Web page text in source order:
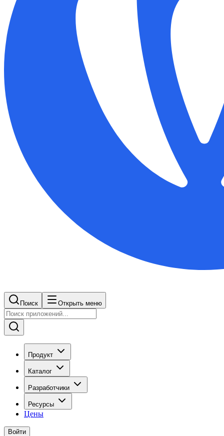
Поиск Открыть меню
Продукт
Каталог
Разработчики
Ресурсы
Цены
Войти